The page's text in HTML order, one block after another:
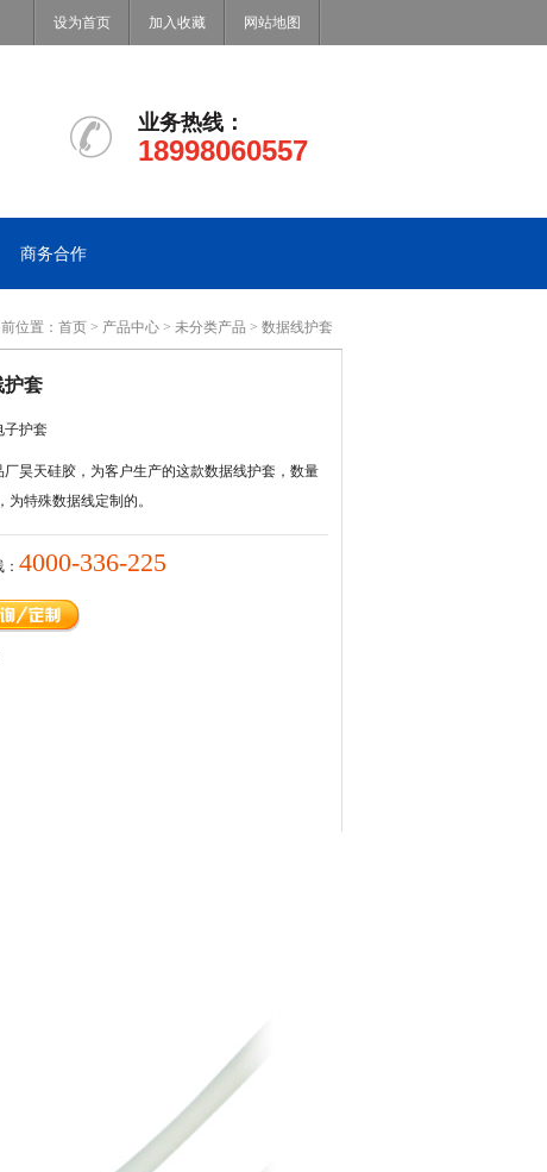
设为首页 加入收藏 网站地图
业务热线：
18998060557
商务合作
位置： 首页 > 产品中心 > 未分类产品 > 数据线护套
护套
子护套
厂昊天硅胶，为客户生产的这款数据线护套，数量
为特殊数据线定制的。
4000-336-225